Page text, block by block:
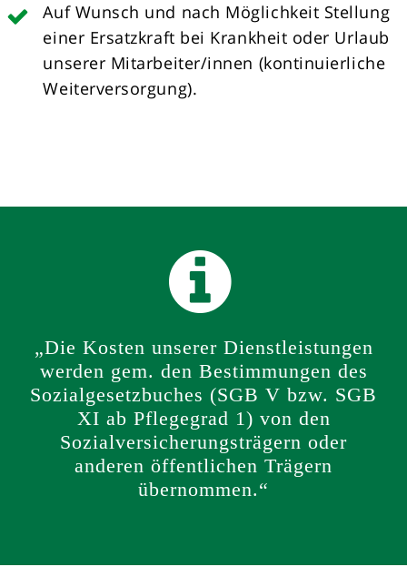
Auf Wunsch und nach Möglichkeit Stellung
einer Ersatzkraft bei Krankheit oder Urlaub
unserer Mitarbeiter/innen (kontinuierliche
Weiterversorgung).
„Die Kosten unserer Dienstleistungen
werden gem. den Bestimmungen des
Sozialgesetzbuches (SGB V bzw. SGB
XI ab Pflegegrad 1) von den
Sozialversicherungsträgern oder
anderen öffentlichen Trägern
übernommen.“